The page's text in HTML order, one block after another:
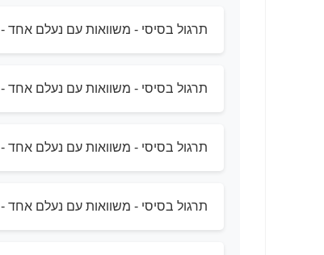
תרגול בסיסי - משוואות עם נעלם אחד - 2
תרגול בסיסי - משוואות עם נעלם אחד - 3
תרגול בסיסי - משוואות עם נעלם אחד - 4
תרגול בסיסי - משוואות עם נעלם אחד - 5